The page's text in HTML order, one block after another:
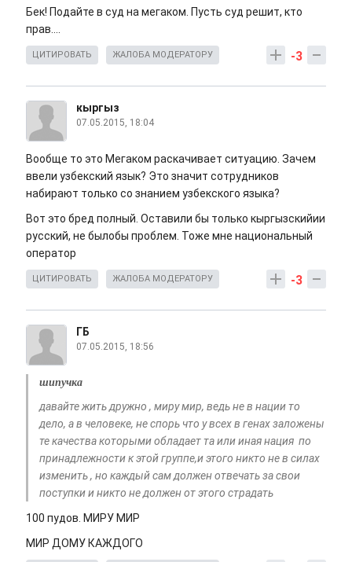
Бек! Подайте в суд на мегаком. Пусть суд решит, кто
прав....
-3
ЦИТИРОВАТЬ ЖАЛОБА МОДЕРАТОРУ
кыргыз
07.05.2015, 18:04
Вообще то это Мегаком раскачивает ситуацию. Зачем
ввели узбекский язык? Это значит сотрудников
набирают только со знанием узбекского языка?
Вот это бред полный. Оставили бы только кыргызскийии
русский, не былобы проблем. Тоже мне национальный
оператор
-3
ЦИТИРОВАТЬ ЖАЛОБА МОДЕРАТОРУ
ГБ
07.05.2015, 18:56
шипучка
давайте жить дружно , миру мир, ведь не в нации то
дело, а в человеке, не спорь что у всех в генах заложены
те качества которыми обладает та или иная нация по
принадлежности к этой группе,и этого никто не в силах
изменить , но каждый сам должен отвечать за свои
поступки и никто не должен от этого страдать
100 пудов. МИРУ МИР
МИР ДОМУ КАЖДОГО